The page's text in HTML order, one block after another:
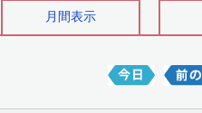
月間表示